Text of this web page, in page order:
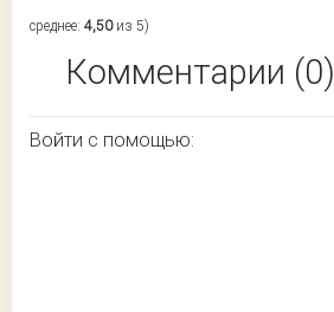
среднее: 4,50из 5)
Комментарии (0)
Войти с помощью: